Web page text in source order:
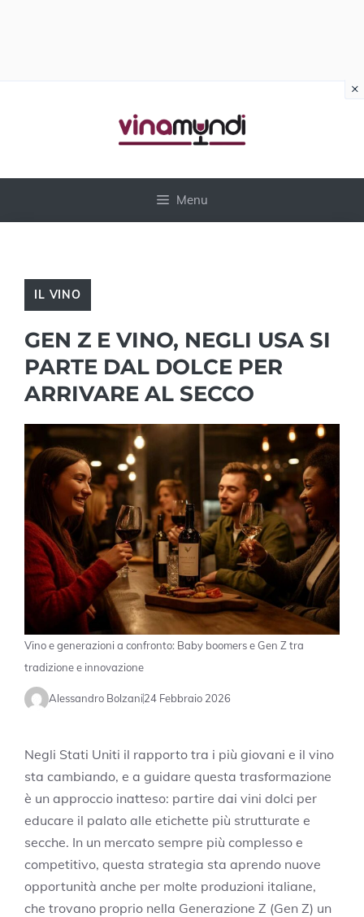
Menu
IL VINO
GEN Z E VINO, NEGLI USA SI
PARTE DAL DOLCE PER
ARRIVARE AL SECCO
Vino e generazioni a confronto: Baby boomers e Gen Z tra
tradizione e innovazione
Alessandro Bolzani24 Febbraio 2026
Negli Stati Uniti il rapporto tra i più giovani e il vino
sta cambiando, e a guidare questa trasformazione
è un approccio inatteso: partire dai vini dolci per
educare il palato alle etichette più strutturate e
secche. In un mercato sempre più complesso e
competitivo, questa strategia sta aprendo nuove
opportunità anche per molte produzioni italiane,
che trovano proprio nella Generazione Z (Gen Z) un
×